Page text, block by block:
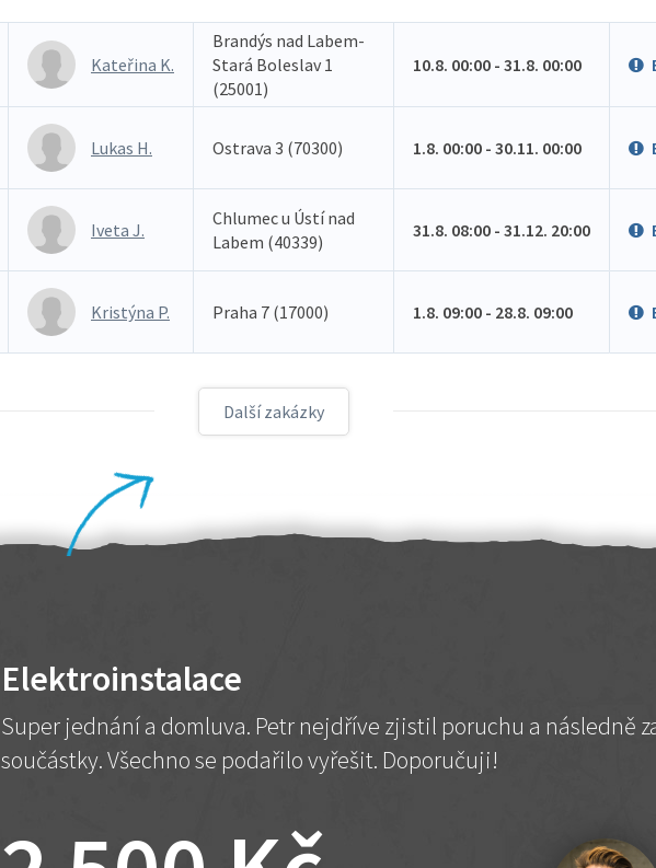
Kateřina K.
Brandýs nad Labem-
Stará Boleslav 1
(25001)
10.8. 00:00 - 31.8. 00:00
Lukas H. Ostrava 3 (70300) 1.8. 00:00 - 30.11. 00:00
Iveta J.
Chlumec u Ústí nad
Labem (40339)
31.8. 08:00 - 31.12. 20:00
Kristýna P. Praha 7 (17000) 1.8. 09:00 - 28.8. 09:00
Další zakázky
Elektroinstalace
Super jednání a domluva. Petr nejdříve zjistil poruchu a následně
součástky. Všechno se podařilo vyřešit. Doporučuji!